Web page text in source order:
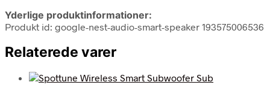
Yderlige produktinformationer:
Produkt id: google-nest-audio-smart-speaker 193575006536
Relaterede varer